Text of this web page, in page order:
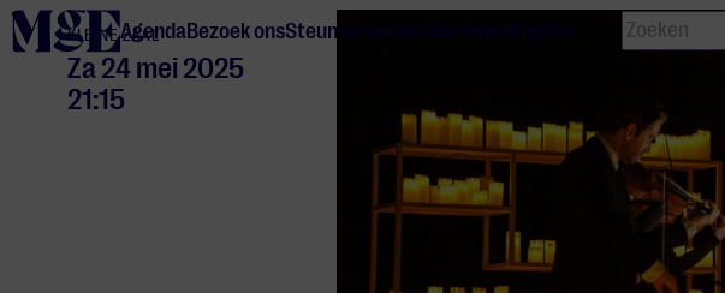
home
AgendaBezoek onsSteun en verbindVerhalen English Zoeken
KLEINE ZAAL
Za 24 mei 2025
21:15